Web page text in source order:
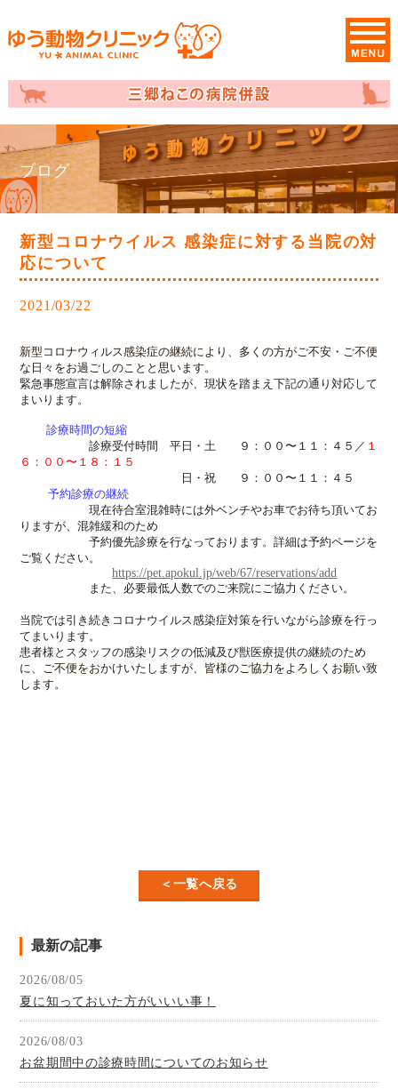
ブログ
新型コロナウイルス 感染症に対する当院の対
応について
2021/03/22
新型コロナウィルス感染症の継続により 、多くの方がご不安・ご不便
な日々をお過ごしのことと思います。
緊急事態宣言は解除されましたが、現状を踏まえ下記の通り対応して
まいります。
診療時間の短縮
診療受付時間 平日・土 ９：００〜１１：４５ ／ １
６：００〜１８：１５
日・祝 ９：００〜１１：４５
予約診療の継続
現在待合室混雑時には外ベンチやお車でお待ち頂いてお
りますが、混雑緩和のため
予約優先診療を行なっております。詳細は予約ページを
ご覧ください。
https://pet.apokul.jp/web/67/reservations/add
また、必要最低人数でのご来院にご協力ください。
当院では引き続きコロナウイルス感染症対策を行いながら診療を行っ
てまいります。
患者様とスタッフの感染リスクの低減及び獣医療提供の継続のため
に、 ご不便をおかけいたしますが、皆様のご協力をよろしくお願い致
します。
＜一覧へ戻る
最新の記事
2026/08/05
夏に知っておいた方がいいい事！
2026/08/03
お盆期間中の診療時間についてのお知らせ